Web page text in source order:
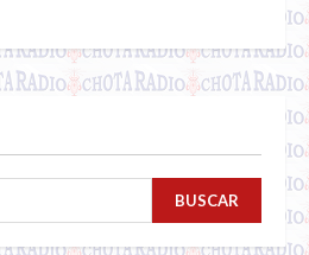
BUSCAR